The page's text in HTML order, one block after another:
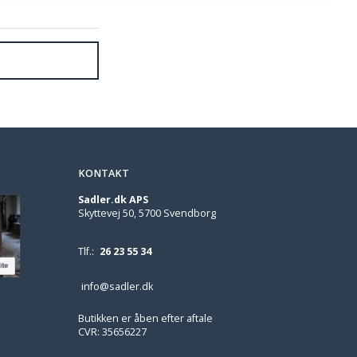
KONTAKT
Sadler.dk APS
Skyttevej 50, 5700 Svendborg
Tlf.: 26 23 55 34
info@sadler.dk
Butikken er åben efter aftale
CVR: 35656227